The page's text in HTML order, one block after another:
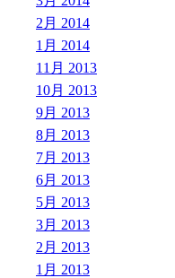
2月 2014
1月 2014
11月 2013
10月 2013
9月 2013
8月 2013
7月 2013
6月 2013
5月 2013
3月 2013
2月 2013
1月 2013